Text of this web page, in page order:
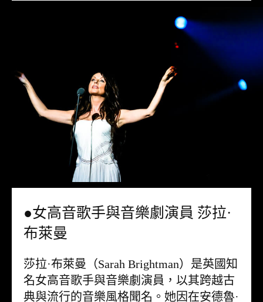
●女高音歌手與音樂劇演員 莎拉·
布萊曼
莎拉·布萊曼（Sarah Brightman）是英國知
名女高音歌手與音樂劇演員，以其跨越古
典與流行的音樂風格聞名。她因在安德魯·